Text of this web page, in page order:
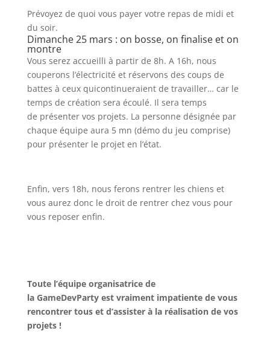
Prévoyez de quoi vous payer votre repas de midi et
du soir.
Dimanche 25 mars : on bosse, on finalise et on
montre
Vous serez accueilli à partir de 8h. A 16h, nous
couperons l’électricité et réservons des coups de
battes à ceux quicontinueraient de travailler… car le
temps de création sera écoulé. Il sera temps
de présenter vos projets. La personne désignée par
chaque équipe aura 5 mn (démo du jeu comprise)
pour présenter le projet en l’état.
Enfin, vers 18h, nous ferons rentrer les chiens et
vous aurez donc le droit de rentrer chez vous pour
vous reposer enfin.
Toute l’équipe organisatrice de
la GameDevParty est vraiment impatiente de vous
rencontrer tous et d’assister à la réalisation de vos
projets !